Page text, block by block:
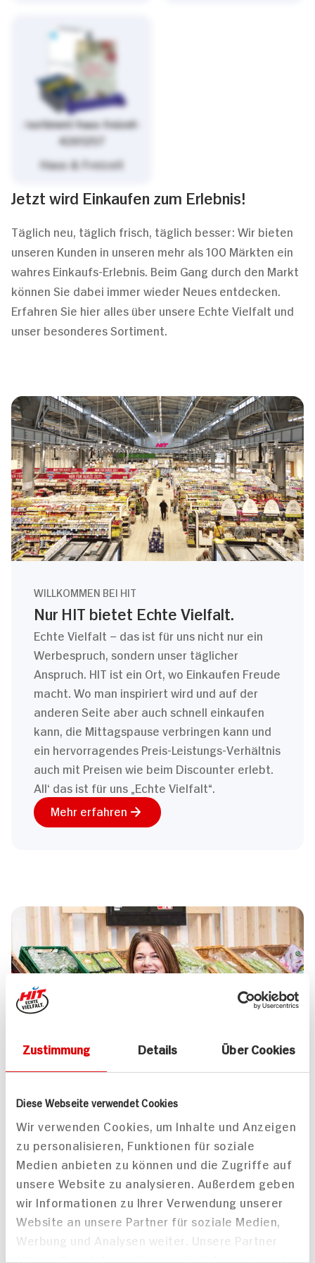
Zustimmung Details Über Cookies
Diese Webseite verwendet Cookies
Wir verwenden Cookies, um Inhalte und Anzeigen
zu personalisieren, Funktionen für soziale
Medien anbieten zu können und die Zugriffe auf
unsere Website zu analysieren. Außerdem geben
wir Informationen zu Ihrer Verwendung unserer
Website an unsere Partner für soziale Medien,
Werbung und Analysen weiter. Unsere Partner
führen diese Informationen möglicherweise mit
/sortiment/haus-freizeit-
4261257
Haus & Freizeit
Jetzt wird Einkaufen zum Erlebnis!
Täglich neu, täglich frisch, täglich besser: Wir bieten
unseren Kunden in unseren mehr als 100 Märkten ein
wahres Einkaufs-Erlebnis. Beim Gang durch den Markt
können Sie dabei immer wieder Neues entdecken.
Erfahren Sie hier alles über unsere Echte Vielfalt und
unser besonderes Sortiment.
WILLKOMMEN BEI HIT
Nur HIT bietet Echte Vielfalt.
Echte Vielfalt – das ist für uns nicht nur ein
Werbespruch, sondern unser täglicher
Anspruch. HIT ist ein Ort, wo Einkaufen Freude
macht. Wo man inspiriert wird und auf der
anderen Seite aber auch schnell einkaufen
kann, die Mittagspause verbringen kann und
ein hervorragendes Preis-Leistungs-Verhältnis
auch mit Preisen wie beim Discounter erlebt.
All‘ das ist für uns „Echte Vielfalt“.
Mehr erfahren
UNSER 7 SERVICE-VERSPRECHEN
Wir geben für Sie täglich unser
Bestes. Versprochen!
Unser Anspruch ist es, dass Ihr Einkauf bei uns
jedes Mal zum Vergnügen wird. Dafür legen
wir uns jeden Tag ins Zeug. Verlässliche
Qualität, Frische und Herkunft unserer
Produkte, entspannteres Einkaufen, bester